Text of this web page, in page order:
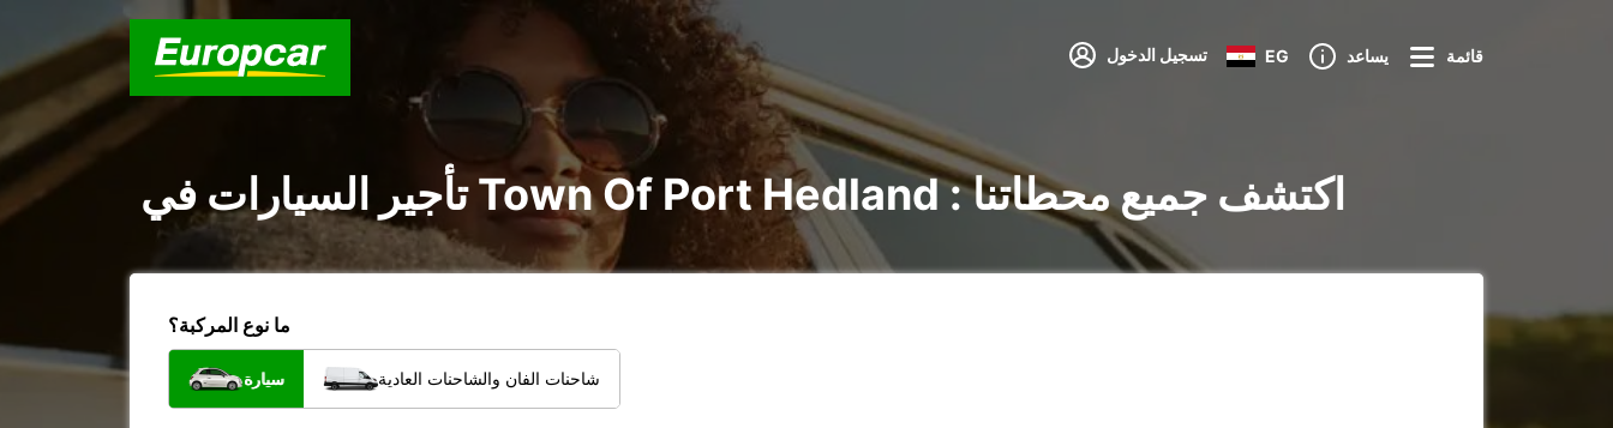
تسجيل الدخول EG يساعد قائمة
تأجير السيارات في Town Of Port Hedland : اكتشف جميع محطاتنا
ما نوع المركبة؟
سيارة شاحنات الفان والشاحنات العادية